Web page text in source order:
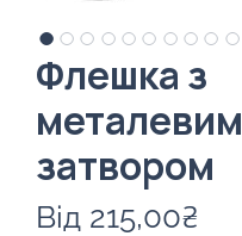
Флешка з
металевим
затвором
Від 215,00₴